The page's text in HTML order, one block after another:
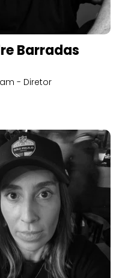
Barradas
- Diretor